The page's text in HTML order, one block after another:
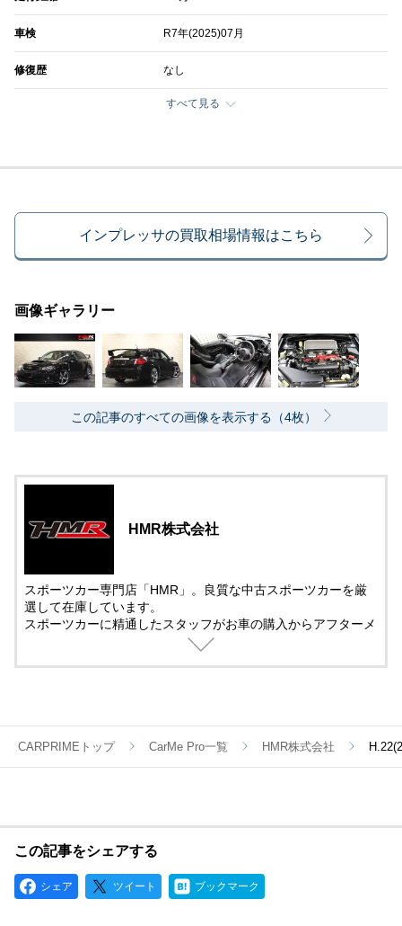
車検 R7年(2025)07月
修復歴 なし
すべて見る
インプレッサの買取相場情報はこちら
画像ギャラリー
この記事のすべての画像を表示する（4枚）
HMR株式会社
スポーツカー専門店「HMR」。良質な中古スポーツカーを厳
選して在庫しています。
スポーツカーに精通したスタッフがお車の購入からアフターメ
ンテナンス＆チューニングまでサポート。
CARPRIMEトップ CarMe Pro一覧 HMR株式会社
この記事をシェアする
シェア ツイート ブックマーク